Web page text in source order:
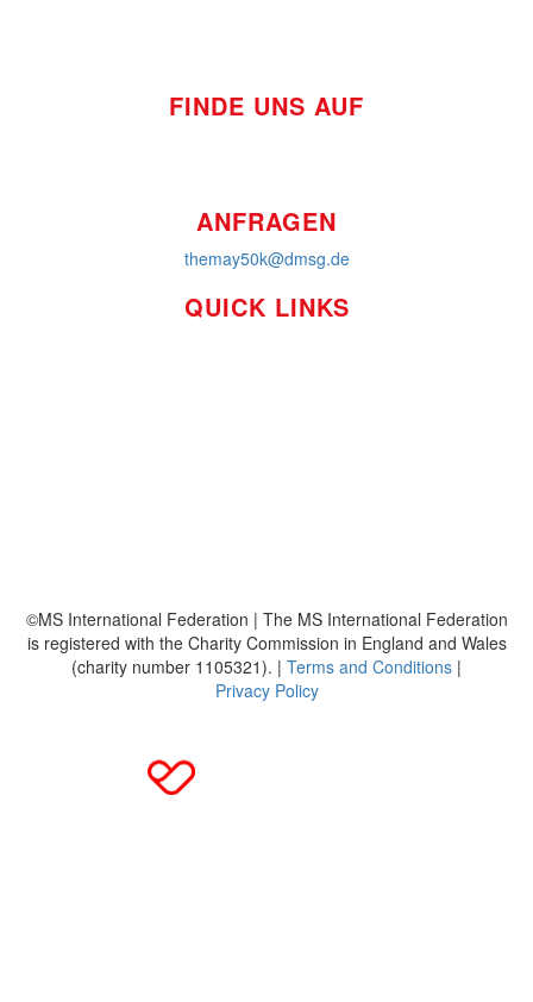
FINDE UNS AUF
ANFRAGEN
themay50k@dmsg.de
QUICK LINKS
©MS International Federation | The MS International Federation
is registered with the Charity Commission in England and Wales
(charity number 1105321). | Terms and Conditions |
Privacy Policy